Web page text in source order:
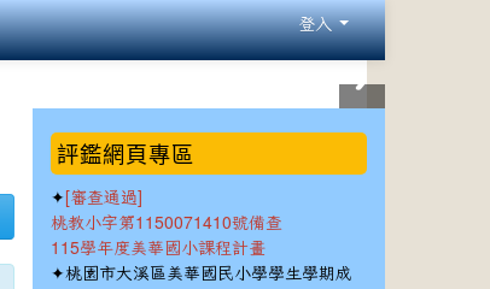
登入
::: 評鑑網頁專區
✦ [審查通過]
桃教小字第1150071410號備查
115學年度美華國小課程計畫
✦桃園市大溪區美華國民小學學生學期成